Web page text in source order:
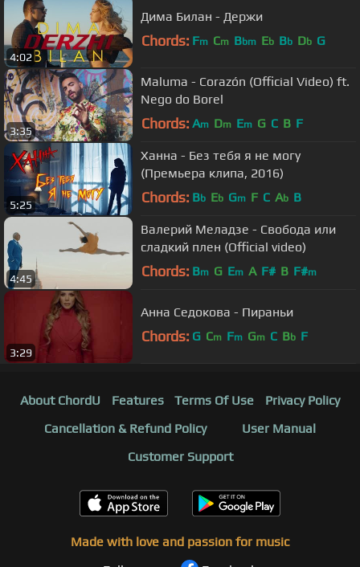
4:02
Дима Билан - Держи
Chords: Fm Cm Bbm Eb Bb Db G
3:35
Maluma - Corazón (Official Video) ft.
Nego do Borel
Chords: Am Dm Em G C B F
5:25
Ханна - Без тебя я не могу
(Премьера клипа, 2016)
Chords: Bb Eb Gm F C Ab B
4:45
Валерий Меладзе - Свобода или
сладкий плен (Official video)
Chords: Bm G Em A F# B F#m
3:29
Анна Седокова - Пираньи
Chords: G Cm Fm Gm C Bb F
About ChordU Features Terms Of Use
Privacy Policy
Cancellation & Refund Policy
User Manual
Customer Support
Made with love and passion for music